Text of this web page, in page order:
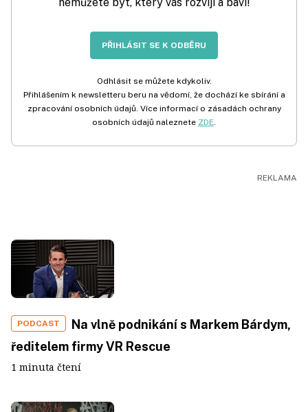
PŘIHLÁSIT SE K ODBĚRU
Odhlásit se můžete kdykoliv.
Přihlášením k newsletteru beru na vědomí, že dochází ke sbírání a
zpracování osobních údajů. Více informací o zásadách ochrany
osobních údajů naleznete ZDE.
PODCAST
Na vlně podnikání s Markem Bárdym,
ředitelem firmy VR Rescue
1 minuta čtení